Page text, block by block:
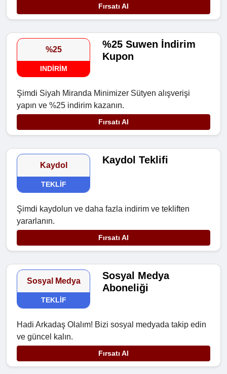
Fırsatı Al
%25
INDIRIM
%25 Suwen İndirim
Kupon
Şimdi Siyah Miranda Minimizer Sütyen alışverişi
yapın ve %25 indirim kazanın.
Fırsatı Al
Kaydol
TEKLIF
Kaydol Teklifi
Şimdi kaydolun ve daha fazla indirim ve tekliften
yararlanın.
Fırsatı Al
Sosyal Medya
TEKLIF
Sosyal Medya
Aboneliği
Hadi Arkadaş Olalım! Bizi sosyal medyada takip edin
ve güncel kalın.
Fırsatı Al